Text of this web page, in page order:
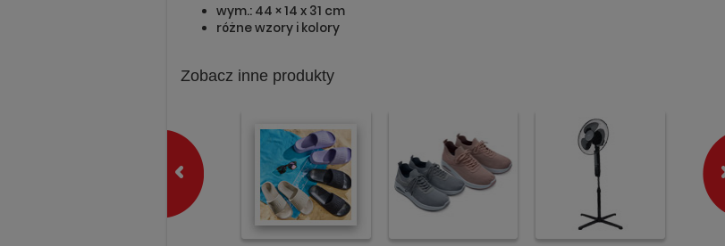
wym.: 44 × 14 x 31 cm
różne wzory i kolory
Zobacz inne produkty